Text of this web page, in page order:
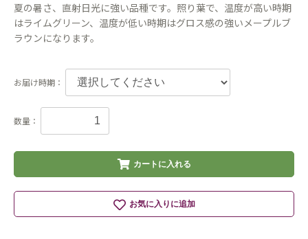
夏の暑さ、直射日光に強い品種です。照り葉で、温度が高い時期
はライムグリーン、温度が低い時期はグロス感の強いメープルブ
ラウンになります。
お届け時期：
数量：
カートに入れる
お気に入りに追加